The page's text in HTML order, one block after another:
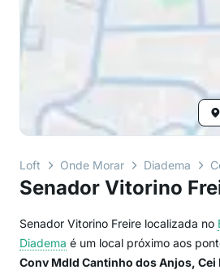
Loft Onde Morar Diadema
Senador Vitorino
Senador Vitorino Freire localizada no
Diadema é um local próximo aos
Conv Mdld Cantinho dos Anjos, Cei